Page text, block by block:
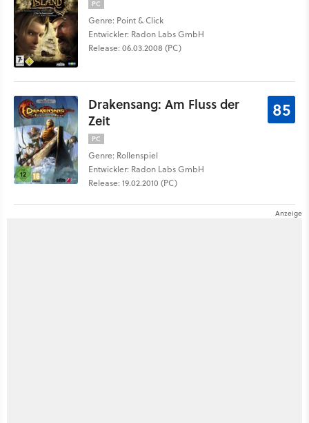
PC
Genre: Point & Click
Entwickler: Radon Labs GmbH
Release: 06.03.2008 (PC)
Drakensang: Am Fluss der
Zeit
PC
Genre: Rollenspiel
Entwickler: Radon Labs GmbH
Release: 19.02.2010 (PC)
85